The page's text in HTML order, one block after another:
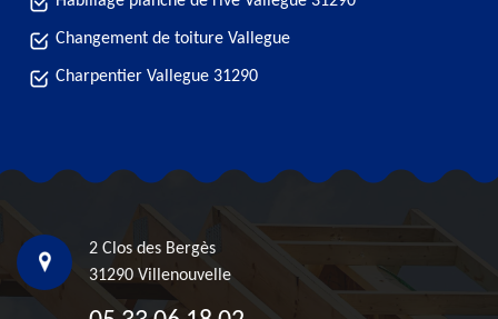
Changement de toiture Vallegue
Charpentier Vallegue 31290
2 Clos des Bergès
31290 Villenouvelle